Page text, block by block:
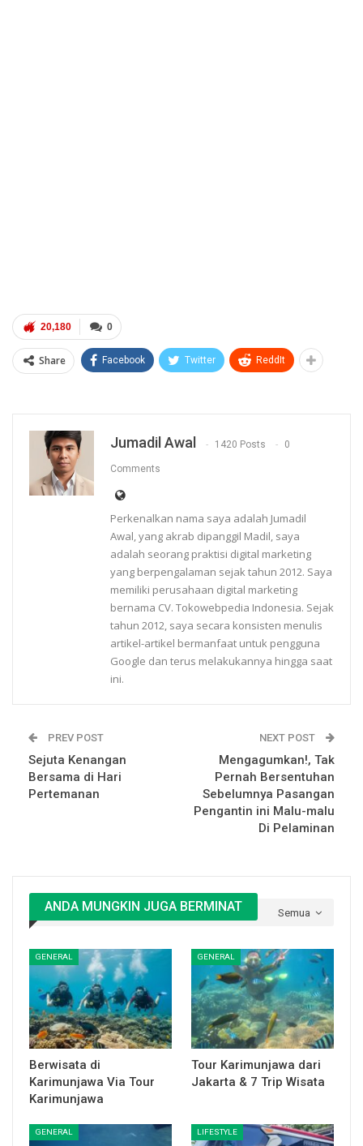
0
20,180
Share Facebook Twitter ReddIt
Jumadil Awal 1420 Posts 0
Comments
Perkenalkan nama saya adalah Jumadil
Awal, yang akrab dipanggil Madil, saya
adalah seorang praktisi digital marketing
yang berpengalaman sejak tahun 2012. Saya
memiliki perusahaan digital marketing
bernama CV. Tokowebpedia Indonesia. Sejak
tahun 2012, saya secara konsisten menulis
artikel-artikel bermanfaat untuk pengguna
Google dan terus melakukannya hingga saat
ini.
PREV POST
Sejuta Kenangan
Bersama di Hari
Pertemanan
NEXT POST
Mengagumkan!, Tak
Pernah Bersentuhan
Sebelumnya Pasangan
Pengantin ini Malu-malu
Di Pelaminan
Semua
ANDA MUNGKIN JUGA BERMINAT
GENERAL
Berwisata di
Karimunjawa Via Tour
Karimunjawa
GENERAL
Tour Karimunjawa dari
Jakarta & 7 Trip Wisata
GENERAL LIFESTYLE